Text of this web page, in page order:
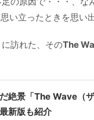
思い立ったときを思
訪れた、そのThe
絶景「The Wave（
新版も紹介